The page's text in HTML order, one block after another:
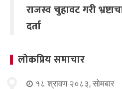
राजस्व चुहावट गरी
दर्ता
लोकप्रिय समाचार
१८ श्रावण २०८३, सोमबार